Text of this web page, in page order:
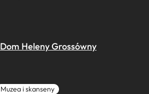
Dom Heleny Grossówny
Muzea i skanseny